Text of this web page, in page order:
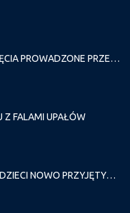
REKRUTACJA UZUPEŁNIAJĄCA NA ZAJĘCIA PROWADZONE PRZEZ PAŁAC MŁODZIEŻY W ROKU SZKOLNYM 2026/2027
Z FALAMI UPAŁÓW
WAŻNE INFORMACJE DLA RODZICÓW DZIECI NOWO PRZYJĘTYCH GR. I